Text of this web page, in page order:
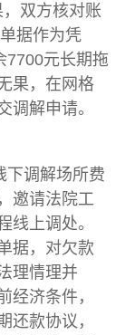
双方核对账
据作为凭
7700元长期拖
果，在网格
调解申请。
下调解场所费
邀请法院工
线上调处。
据，对欠款
理情理并
经济条件，
还款协议，